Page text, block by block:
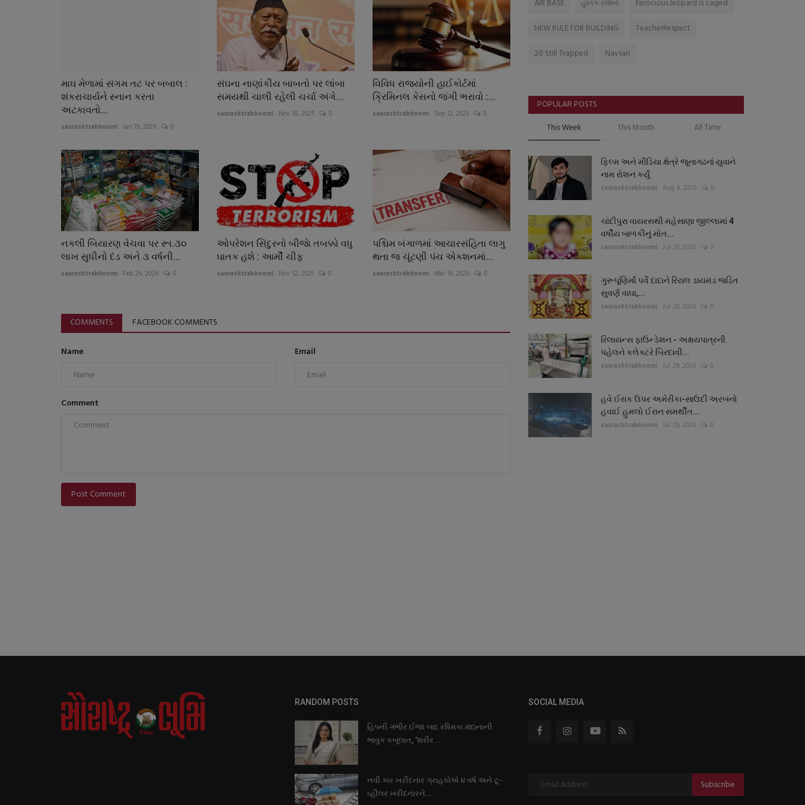
માઘ મેળામાં સંગમ તટ પર બબાલ :
શંકરાચાર્યને સ્નાન કરતા
અટકાવતો...
saurashtrabhoomi Jan 19, 2026 0
સંઘના નાણાંકીય બાબતો પર લાંબા
સમયથી ચાલી રહેલી ચર્ચા અંગે...
saurashtrabhoomi Nov 18, 2025 0
વિવિધ રાજ્યોની હાઈકોર્ટમાં
ક્રિમિનલ કેસનો જંગી ભરાવો :...
saurashtrabhoomi Sep 12, 2025 0
નકલી બિયારણ વેચવા પર રૂા.૩૦
લાખ સુધીનો દંડ અને ૩ વર્ષની...
saurashtrabhoomi Feb 26, 2026 0
ઓપરેશન સિંદુરનો બીજાે તબક્કો વધુ
ઘાતક હશે : આર્મી ચીફ
saurashtrabhoomi Nov 12, 2025 0
પશ્ચિમ બંગાળમાં આચારસંહિતા લાગુ
થતા જ ચૂંટણી પંચ એકશનમાં...
saurashtrabhoomi Mar 16, 2026 0
COMMENTS FACEBOOK COMMENTS
Name Email
Comment
Post Comment
AIR BASE
હૃતિક રોશન
Ferocious leopard is caged
NEW RULE FOR BUILDING
TeacherRespect
20 Still Trapped
Navsari
POPULAR POSTS
This Week This Month All Time
ફિલ્મ અને મીડિયા ક્ષેત્રે જૂનાગઢનાં યુવાને
નામ રોશન કર્યું
saurashtrabhoomi Aug 4, 2026 0
ચાંદીપુરા વાયરસથી મહેસાણા જીલ્લામાં 4
વર્ષીય બાળકીનું મોત...
saurashtrabhoomi Jul 29, 2026 0
ગુરૂપૂણિર્માં પર્વે દાદાને રિયલ ડાયમંડ જડિત
સુવર્ણ વાઘા,...
saurashtrabhoomi Jul 29, 2026 0
રિલાયન્સ ફાઉન્ડેશન - અક્ષયપાત્રની
પહેલને કલેક્ટરે બિરદાવી...
saurashtrabhoomi Jul 29, 2026 0
હવે ઈરાક ઉપર અમેરીકા-સાઉદી અરબનો
હવાઈ હુમલો ઈરાન સમર્થીત...
saurashtrabhoomi Jul 29, 2026 0
RANDOM POSTS
હિપની ગંભીર ઈજા બાદ રશ્મિકા મંદાનાની
ભાવુક કબૂલાત, 'શરીર...
નવી કાર ખરીદનાર ગ્રાહકોએ ૪ વર્ષ અને ટૂ-
વ્હીલર ખરીદનારને...
SOCIAL MEDIA
Subscribe